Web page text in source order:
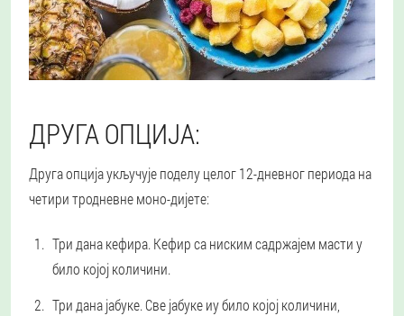
ДРУГА ОПЦИЈА:
Друга опција укључује поделу целог 12-дневног периода на
четири тродневне моно-дијете:
Три дана кефира.Кефир са ниским садржајем масти у
било којој количини.
Три дана јабуке.Све јабуке иу било којој количини,